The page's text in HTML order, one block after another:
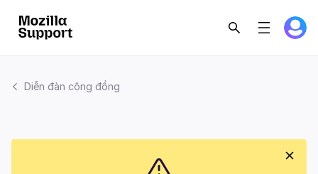
Diễn đàn cộng đồng